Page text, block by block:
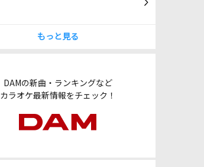
もっと見る
DAMの新曲・ランキングなど
カラオケ最新情報をチェック！